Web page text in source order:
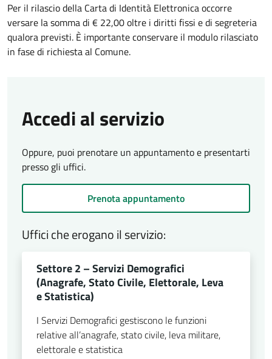
Per il rilascio della Carta di Identità Elettronica occorre
versare la somma di € 22,00 oltre i diritti fissi e di segreteria
qualora previsti. È importante conservare il modulo rilasciato
in fase di richiesta al Comune.
Accedi al servizio
Oppure, puoi prenotare un appuntamento e presentarti
presso gli uffici.
Prenota appuntamento
Uffici che erogano il servizio:
Settore 2 – Servizi Demografici
(Anagrafe, Stato Civile, Elettorale, Leva
e Statistica)
I Servizi Demografici gestiscono le funzioni
relative all’anagrafe, stato civile, leva militare,
elettorale e statistica